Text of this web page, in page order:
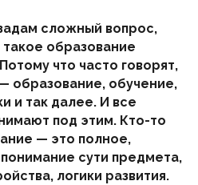
сложный вопрос,
образование
что часто говорят,
образование, обучение,
и так далее. И все
под этим. Кто-то
— это полное,
сути предмета,
логики развития.